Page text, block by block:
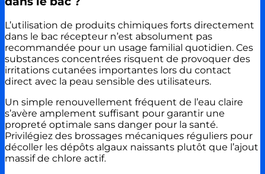
L’utilisation de produits chimiques forts directement
dans le bac récepteur n’est absolument pas
recommandée pour un usage familial quotidien. Ces
substances concentrées risquent de provoquer des
irritations cutanées importantes lors du contact
direct avec la peau sensible des utilisateurs.
Un simple renouvellement fréquent de l’eau claire
s’avère amplement suffisant pour garantir une
propreté optimale sans danger pour la santé.
Privilégiez des brossages mécaniques réguliers pour
décoller les dépôts algaux naissants plutôt que l’ajout
massif de chlore actif.